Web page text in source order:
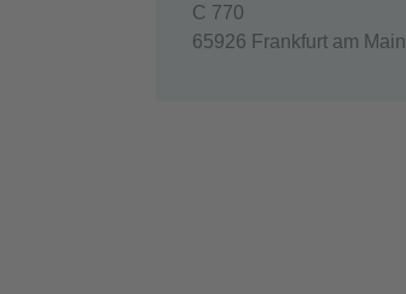
C 770
65926 Frankfurt am Main